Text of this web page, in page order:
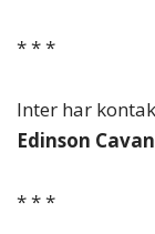
* * *
Inter har
Edinson
* * *